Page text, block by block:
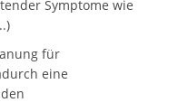
Symptome wie
für
eine